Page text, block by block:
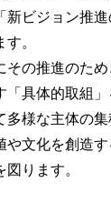
ビジョン推進
。
の推進のため
「具体的取組
様な主体の集
や文化を創造
ります。